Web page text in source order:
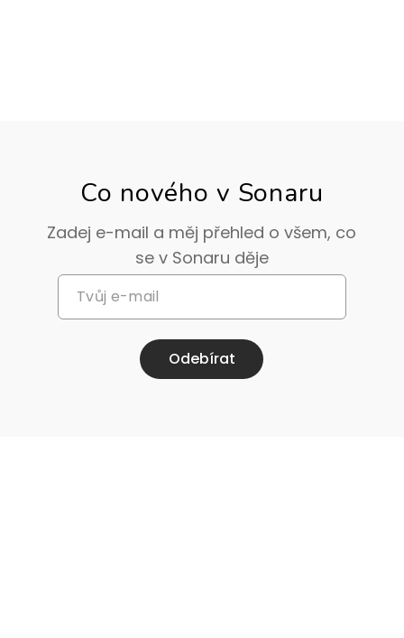
Co nového v Sonaru
Zadej e-mail a měj přehled o všem, co
se v Sonaru děje
Odebírat